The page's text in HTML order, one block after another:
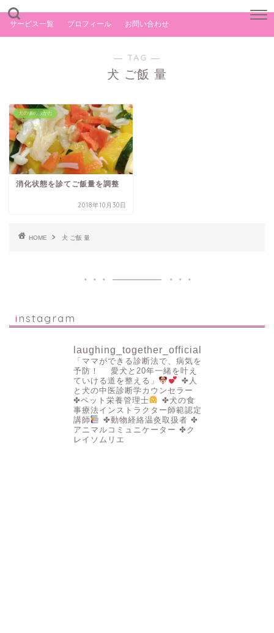
サービス一覧 プロフィール お問い合わせ
― TAG ―
犬 ご飯 量
犬の体の診かた
消化状態を診てご飯量を調整
2018年10月30日
HOME 犬 ご飯 量
instagram
laughing_together_official
「ママができる診断法で、病気を
予防！
愛犬と20年一緒を叶え
ていける道を整える」
✤人
と犬の中医診断学カウンセラー
✤ペット栄養管理士
✤犬の食
事療法インストラクター師範認定
講師
✤動物経絡温灸取扱者 ✤
アニマルコミュニケーター ✤ク
レイソムリエ